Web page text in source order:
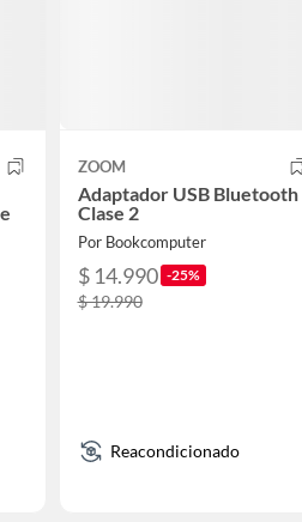
ZOOM
Adaptador USB Bluetooth
Clase 2
Por Bookcomputer
$ 14.990 -25%
$ 19.990
Reacondicionado